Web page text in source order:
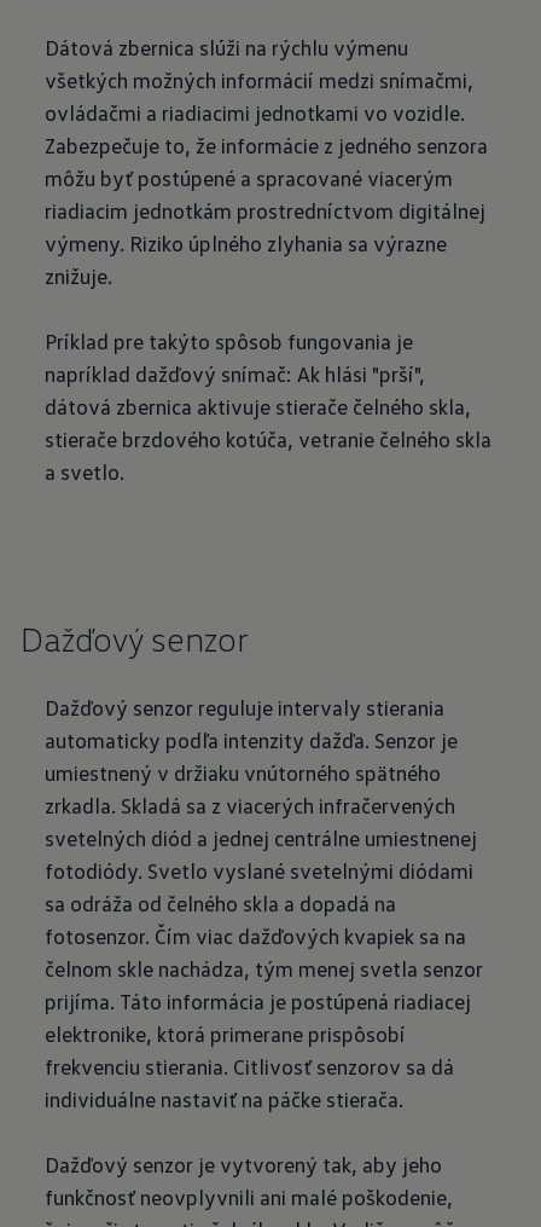
Dátová zbernica slúži na rýchlu výmenu
všetkých možných informácií medzi snímačmi,
ovládačmi a riadiacimi jednotkami vo vozidle.
Zabezpečuje to, že informácie z jedného senzora
môžu byť postúpené a spracované viacerým
riadiacim jednotkám prostredníctvom digitálnej
výmeny. Riziko úplného zlyhania sa výrazne
znižuje.
Príklad pre takýto spôsob fungovania je
napríklad dažďový snímač: Ak hlási "prší",
dátová zbernica aktivuje stierače čelného skla,
stierače brzdového kotúča, vetranie čelného skla
a svetlo.
Dažďový senzor
Dažďový senzor reguluje intervaly stierania
automaticky podľa intenzity dažďa. Senzor je
umiestnený v držiaku vnútorného spätného
zrkadla. Skladá sa z viacerých infračervených
svetelných diód a jednej centrálne umiestnenej
fotodiódy. Svetlo vyslané svetelnými diódami
sa odráža od čelného skla a dopadá na
fotosenzor. Čím viac dažďových kvapiek sa na
čelnom skle nachádza, tým menej svetla senzor
prijíma. Táto informácia je postúpená riadiacej
elektronike, ktorá primerane prispôsobí
frekvenciu stierania. Citlivosť senzorov sa dá
individuálne nastaviť na páčke stierača.
Dažďový senzor je vytvorený tak, aby jeho
funkčnosť neovplyvnili ani malé poškodenie,